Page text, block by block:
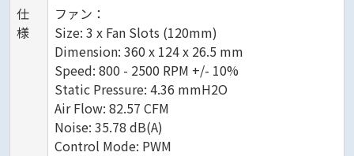
仕
様
ファン：
Size: 3 x Fan Slots (120mm)
Dimension: 360 x 124 x 26.5 mm
Speed: 800 - 2500 RPM +/- 10%
Static Pressure: 4.36 mmH2O
Air Flow: 82.57 CFM
Noise: 35.78 dB(A)
Control Mode: PWM